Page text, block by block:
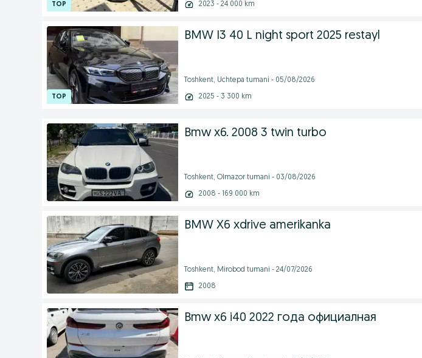
2023 - 24 000 km
BMW I3 40 L night sport 2025 restayl
Toshkent, Uchtepa tumani - 05/08/2026
2025 - 3 300 km
Bmw x6. 2008 3 twin turbo
Toshkent, Olmazor tumani - 03/08/2026
2008 - 169 000 km
BMW X6 xdrive amerikanka
Toshkent, Mirobod tumani - 24/07/2026
2008
Bmw x6 i40 2022 года официалная